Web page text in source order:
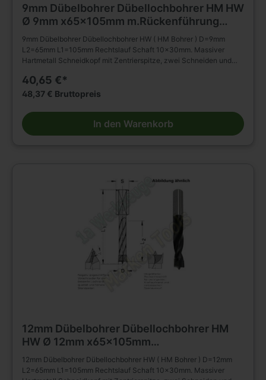
9mm Dübelbohrer Dübellochbohrer HM HW
Ø 9mm x65x105mm m.Rückenführung
Schaft 10mm
9mm Dübelbohrer Dübellochbohrer HW ( HM Bohrer ) D=9mm
L2=65mm L1=105mm Rechtslauf Schaft 10x30mm. Massiver
Hartmetall Schneidkopf mit Zentrierspitze, zwei Schneiden und
Rückenfreischliff. Spiralteil kunststoffbeschichtet. Zylinderschaft
mit Spannfläche ohne Tiefeneinstellschraube. Zum Einsatz in
Bohrmaschinen. Zum Bohren von Sacklöchern in Massivholz,
Holz- und Plattenwerkstoffen u.s.w., auch in beschichteter
Ausführung. Die Rückenführung bringt verbesserte Zentrierung
40,65 €*
48,37 € Bruttopreis
In den Warenkorb
12mm Dübelbohrer Dübellochbohrer HM
HW Ø 12mm x65x105mm
m.Rückenführung Schaft 10mm
12mm Dübelbohrer Dübellochbohrer HW ( HM Bohrer ) D=12mm
L2=65mm L1=105mm Rechtslauf Schaft 10x30mm. Massiver